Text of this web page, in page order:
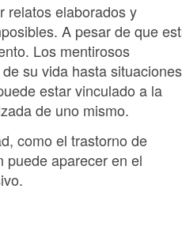
relatos elaborados y
A pesar de que
Los mentirosos
su vida hasta situaciones
estar vinculado a la
de uno mismo.
como el trastorno de
puede aparecer en el